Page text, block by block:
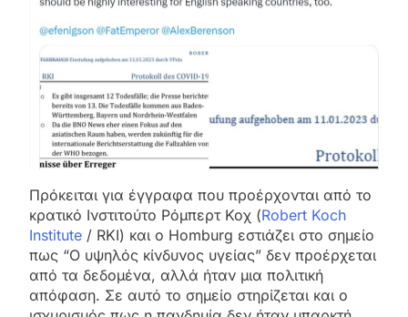
Πρόκειται για έγγραφα που προέρχονται από το
κρατικό Ινστιτούτο Ρόμπερτ Κοχ (Robert Koch
Institute / RKI) και ο Homburg εστιάζει στο σημείο
πως “Ο υψηλός κίνδυνος υγείας” δεν προέρχεται
από τα δεδομένα, αλλά ήταν μια πολιτική
απόφαση. Σε αυτό το σημείο στηρίζεται και ο